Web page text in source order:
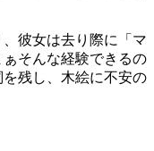
彼女は去り際に「マ
そんな経験できるの
残し、木絵に不安の